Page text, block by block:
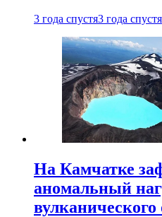
3 года спустя3 года спустя
На Камчатке
аномальный
вулканического